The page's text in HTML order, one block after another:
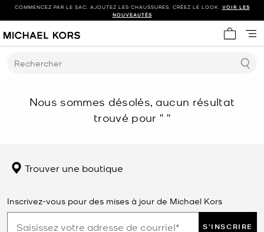
COMMENCEZ PAR LE SAC. AJOUTEZ LES CHAUSSURES. CRÉEZ LE LOOK. VOIR LES
NOUVEAUTÉS
Mon
Rechercher
Nous sommes désolés, aucun résultat
trouvé pour " "
Trouver une boutique
Inscrivez-vous pour des mises à jour de Michael Kors
S'INSCRIRE